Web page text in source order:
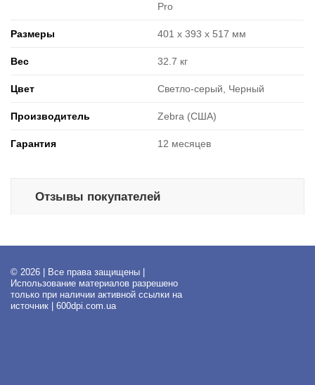
Pro
Размеры 401 x 393 x 517 мм
Вес 32.7 кг
Цвет Светло-серый, Черный
Производитель Zebra (США)
Гарантия 12 месяцев
Отзывы покупателей
© 2026 | Все права защищены |
Использование материалов разрешено
только при наличии активной ссылки на
источник | 600dpi.com.ua